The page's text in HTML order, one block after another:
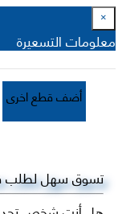
×
معلومات التسعيرة
أضف قطع اخرى
تسوق سهل لطلب